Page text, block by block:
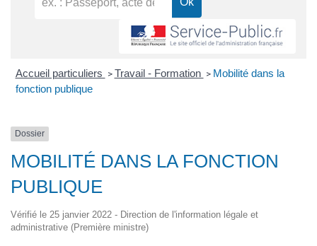
Accueil particuliers > Travail - Formation > Mobilité dans la
fonction publique
Dossier
MOBILITÉ DANS LA FONCTION
PUBLIQUE
Vérifié le 25 janvier 2022 - Direction de l'information légale et
administrative (Première ministre)